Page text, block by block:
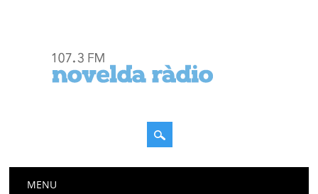
Menú principal
MENU